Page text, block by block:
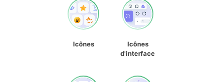
Icônes
Icônes
d'interface